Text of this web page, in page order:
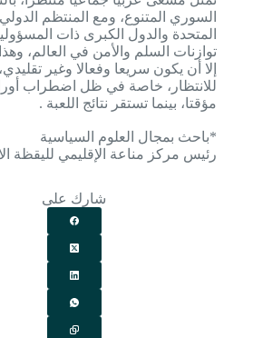
السوري المتنوع، ومع المنتظم
المتحدة والدول الكبرى ذات
توازنات السلم والأمن في العالم،
إلا أن يكون سريعا وفعالا وغير
للانتظار، خاصة في ظل اضطراب أوراق
مؤقتا، بينما تستقر نتائج اللعبة .
*باحث بمجال العلوم السياسية
رئيس مركز مناعة الإقليمي لليقظة
شارك على